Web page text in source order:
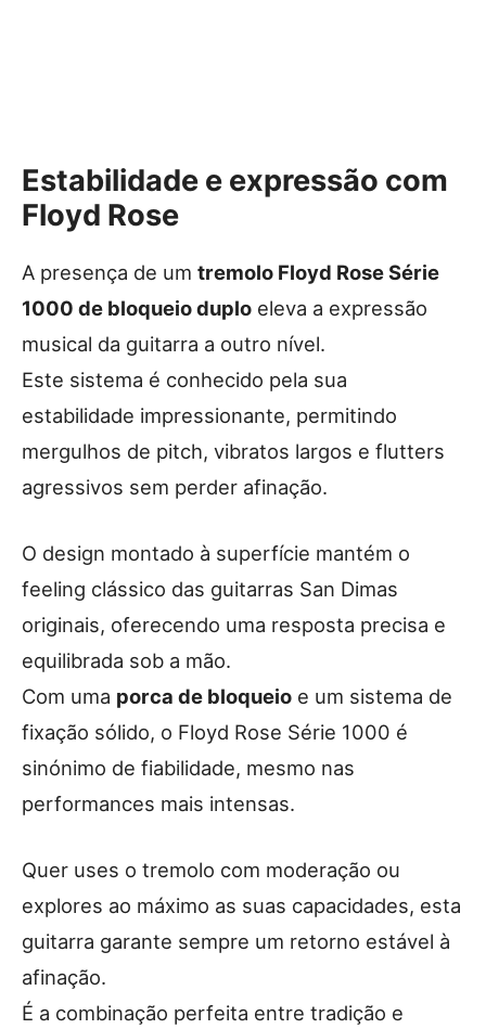
Estabilidade e expressão com
Floyd Rose
A presença de um tremolo Floyd Rose Série
1000 de bloqueio duplo eleva a expressão
musical da guitarra a outro nível.
Este sistema é conhecido pela sua
estabilidade impressionante, permitindo
mergulhos de pitch, vibratos largos e flutters
agressivos sem perder afinação.
O design montado à superfície mantém o
feeling clássico das guitarras San Dimas
originais, oferecendo uma resposta precisa e
equilibrada sob a mão.
Com uma porca de bloqueio e um sistema de
fixação sólido, o Floyd Rose Série 1000 é
sinónimo de fiabilidade, mesmo nas
performances mais intensas.
Quer uses o tremolo com moderação ou
explores ao máximo as suas capacidades, esta
guitarra garante sempre um retorno estável à
afinação.
É a combinação perfeita entre tradição e